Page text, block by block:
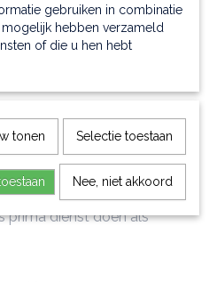
treft u beschermende
multifunctioneel open vak
prima dienst doen als
gebruiken in combinatie
hebben verzameld
of die u hen hebt
tonen Selectie toestaan
Nee, niet akkoord